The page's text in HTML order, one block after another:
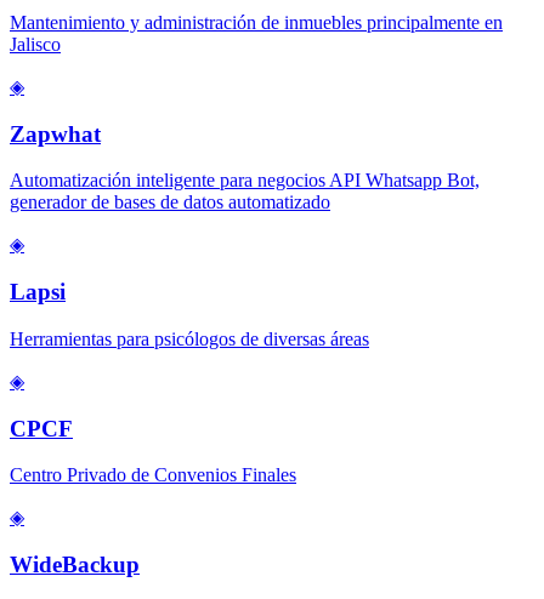
Mantenimiento y administración de inmuebles principalmente en
Jalisco
◈
Zapwhat
Automatización inteligente para negocios API Whatsapp Bot,
generador de bases de datos automatizado
◈
Lapsi
Herramientas para psicólogos de diversas áreas
◈
CPCF
Centro Privado de Convenios Finales
◈
WideBackup